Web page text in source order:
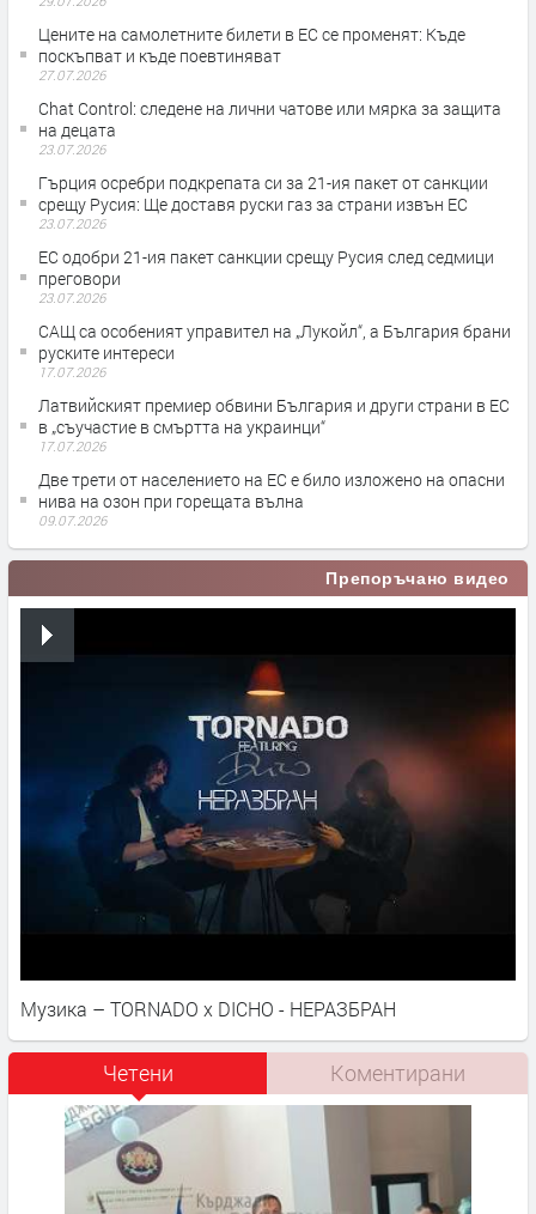
Цените на самолетните билети в ЕС се променят: Къде
поскъпват и къде поевтиняват
27.07.2026
Chat Control: следене на лични чатове или мярка за защита
на децата
23.07.2026
Гърция осребри подкрепата си за 21-ия пакет от санкции
срещу Русия: Ще доставя руски газ за страни извън ЕС
23.07.2026
ЕС одобри 21-ия пакет санкции срещу Русия след седмици
преговори
23.07.2026
САЩ са особеният управител на „Лукойл“, а България брани
руските интереси
17.07.2026
Латвийският премиер обвини България и други страни в ЕС
в „съучастие в смъртта на украинци“
17.07.2026
Две трети от населението на ЕС е било изложено на опасни
нива на озон при горещата вълна
09.07.2026
Препоръчано видео
Музика – TORNADO x DICHO - НЕРАЗБРАН
Четени Коментирани